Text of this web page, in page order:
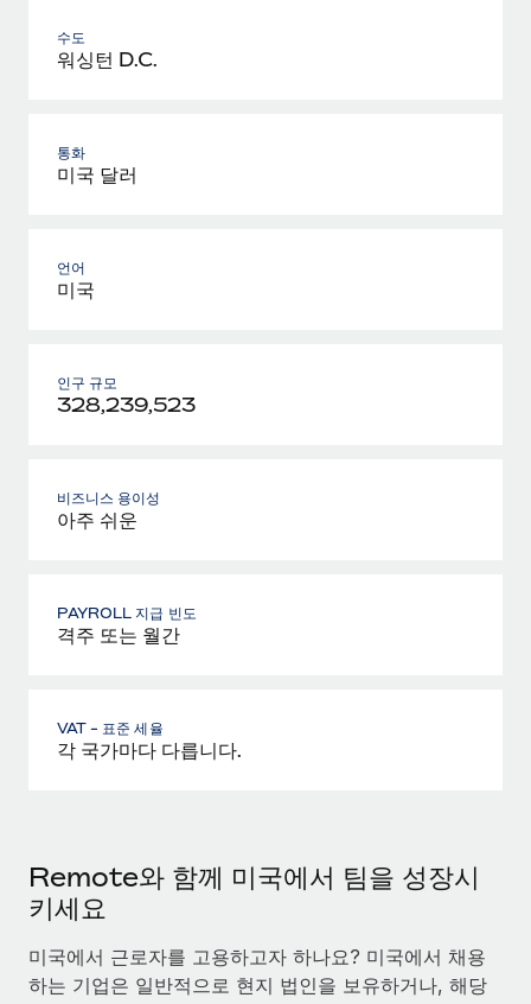
수도
워싱턴 D.C.
통화
미국 달러
언어
미국
인구 규모
328,239,523
비즈니스 용이성
아주 쉬운
PAYROLL 지급 빈도
격주 또는 월간
VAT - 표준 세율
각 국가마다 다릅니다.
Remote와 함께 미국에서 팀을 성장시
키세요
미국에서 근로자를 고용하고자 하나요? 미국에서 채용
하는 기업은 일반적으로 현지 법인을 보유하거나, 해당